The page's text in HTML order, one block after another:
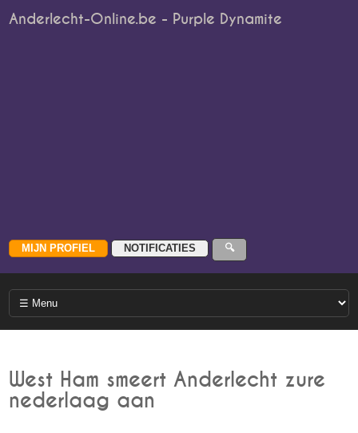
Anderlecht-Online.be - Purple Dynamite
West Ham smeert Anderlecht zure
nederlaag aan